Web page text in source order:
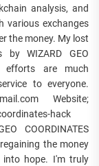
analysis, and
various exchanges
the money. My lost
WIZARD GEO
efforts are much
to everyone.
Website;
hack
COORDINATES
the money
hope. I'm truly